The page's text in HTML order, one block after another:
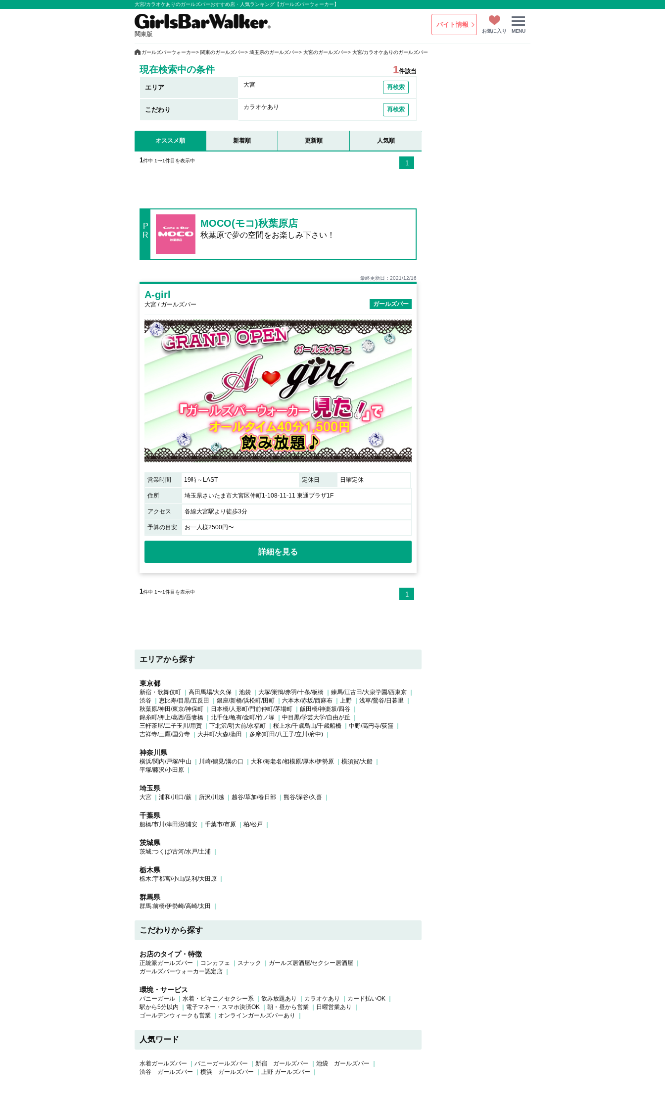
大宮/カラオケありのガールズバーおすすめ店・人気ランキング【ガールズバーウォーカー】
関東版
バイト情報
お気に入り MENU
ガールズバーウォーカー 関東のガールズバー 埼玉県のガールズバー 大宮のガールズバー 大宮/カラオケありのガールズバー
現在検索中の条件 1件該当
エリア 大宮 再検索
こだわり カラオケあり 再検索
オススメ順 新着順 更新順 人気順
1件中 1〜1件目を表示中 1
P
R
MOCO(モコ)秋葉原店
秋葉原で夢の空間をお楽しみ下さい！
最終更新日：2021/12/16
A-girl
大宮 / ガールズバー ガールズバー
営業時間 19時～LAST 定休日 日曜定休
住所 埼玉県さいたま市大宮区仲町1-108-11-11 東通プラザ1F
アクセス 各線大宮駅より徒歩3分
予算の目安 お一人様2500円〜
詳細を見る
1件中 1〜1件目を表示中 1
エリアから探す
東京都
新宿・歌舞伎町 高田馬場/大久保 池袋 大塚/巣鴨/赤羽/十条/板橋
練馬/江古田/大泉学園/西東京
渋谷
恵比寿/目黒/五反田 銀座/新橋/浜松町/田町 六本木/赤坂/西麻布 上野
浅草/鶯谷/日暮里
秋葉原/神田/東京/神保町
日本橋/人形町/門前仲町/茅場町
飯田橋/神楽坂/四谷
錦糸町/押上/葛西/吾妻橋
北千住/亀有/金町/竹ノ塚
中目黒/学芸大学/自由が丘
三軒茶屋/二子玉川/用賀
下北沢/明大前/永福町 桜上水/千歳烏山/千歳船橋
中野/高円寺/荻窪
吉祥寺/三鷹/国分寺
大井町/大森/蒲田 多摩(町田/八王子/立川/府中)
神奈川県
横浜/関内/戸塚/中山 川崎/鶴見/溝の口 大和/海老名/相模原/厚木/伊勢原
横須賀/大船
平塚/藤沢/小田原
埼玉県
大宮 浦和/川口/蕨 所沢/川越 越谷/草加/春日部 熊谷/深谷/久喜
千葉県
船橋/市川/津田沼/浦安 千葉市/市原 柏/松戸
茨城県
茨城:つくば/古河/水戸/土浦
栃木県
栃木:宇都宮/小山/足利/大田原
群馬県
群馬:前橋/伊勢崎/高崎/太田
こだわりから探す
お店のタイプ・特徴
正統派ガールズバー コンカフェ スナック
ガールズ居酒屋/セクシー居酒屋
ガールズバーウォーカー認定店
環境・サービス
バニーガール 水着・ビキニ／セクシー系 飲み放題あり カラオケあり
カード払いOK
駅から5分以内
電子マネー・スマホ決済OK 朝・昼から営業
日曜営業あり
ゴールデンウィークも営業
オンラインガールズバーあり
人気ワード
水着ガールズバー バニーガールズバー 新宿 ガールズバー
池袋 ガールズバー
渋谷 ガールズバー
横浜 ガールズバー 上野 ガールズバー